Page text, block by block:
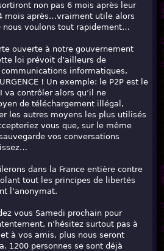
non pas 6 mois après leur
mois après…vraiment utile alors
nous voulons tout rapidement…
ouverte à notre gouvernement
loi prévoit d’ailleurs de
informatiques,
! Un exemple: le P2P est le
va contrôler alors qu’il ne
de téléchargement illégal,
les autres moyens les plus utilisés
vous que, sur le même
vos conversations
dans la France entière contre
tout les principes de libertés
l’anonymat.
vous Samedi prochain pour
n’hésitez surtout pas à
à vos amis, plus nous seront
1200 personnes se sont déjà